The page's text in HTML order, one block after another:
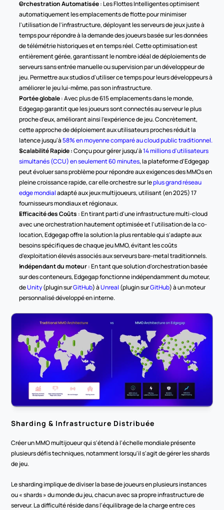
Orchestration Automatisée : Les Flottes Intelligentes optimisent
automatiquement les emplacements de flotte pour minimiser
l'utilisation de l'infrastructure, déployant les serveurs de jeux juste à
temps pour répondre à la demande des joueurs basée sur les données
de télémétrie historiques et en temps réel. Cette optimisation est
entièrement gérée, garantissant le nombre idéal de déploiements de
serveurs sans entrée manuelle ou supervision par un développeur de
jeu. Permettre aux studios d'utiliser ce temps pour leurs développeurs à
améliorer le jeu lui-même, pas son infrastructure.
Portée globale : Avec plus de 615 emplacements dans le monde,
Edgegap garantit que les joueurs sont connectés au serveur le plus
proche d'eux, améliorant ainsi l'expérience de jeu. Concrètement,
cette approche de déploiement aux utilisateurs proches réduit la
latence jusqu'à 58% en moyenne comparé au cloud public traditionnel.
Scalabilité Rapide : Conçu pour gérer jusqu'à 14 millions d'utilisateurs
simultanés (CCU) en seulement 60 minutes, la plateforme d'Edgegap
peut évoluer sans problème pour répondre aux exigences des MMOs en
pleine croissance rapide, car elle orchestre sur le plus grand réseau
edge mondial adapté aux jeux multijoueurs, utilisant (en 2025) 17
fournisseurs mondiaux et régionaux.
Efficacité des Coûts : En tirant parti d'une infrastructure multi-cloud
avec une orchestration hautement optimisée et l'utilisation de la co-
location, Edgegap offre la solution la plus rentable qui s'adapte aux
besoins spécifiques de chaque jeu MMO, évitant les coûts
d'exploitation élevés associés aux serveurs bare-metal traditionnels.
Indépendant du moteur : En tant que solution d'orchestration basée
sur des conteneurs, Edgegap fonctionne indépendamment du moteur,
de Unity (plugin sur GitHub) à Unreal (plugin sur GitHub) à un moteur
personnalisé développé en interne.
Sharding & Infrastructure Distribuée
Créer un MMO multijoueur qui s'étend à l'échelle mondiale présente
plusieurs défis techniques, notamment lorsqu'il s'agit de gérer les shards
de jeu.
Le sharding implique de diviser la base de joueurs en plusieurs instances
ou « shards » du monde du jeu, chacun avec sa propre infrastructure de
serveur. La difficulté réside dans l'équilibrage de la charge entre ces